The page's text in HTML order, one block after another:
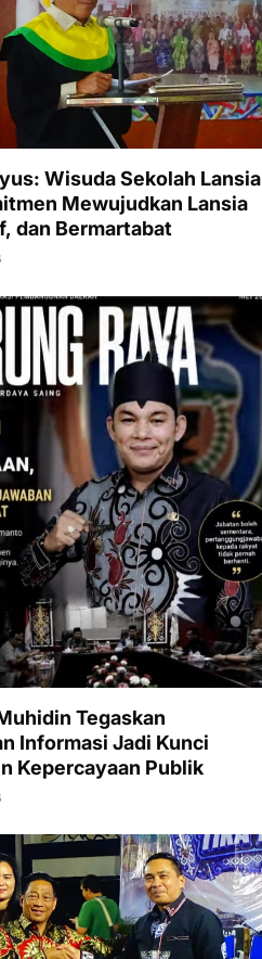
Wisuda Sekolah Lansia
Mewujudkan Lansia
dan Bermartabat
Tegaskan
Informasi Jadi Kunci
Kepercayaan Publik